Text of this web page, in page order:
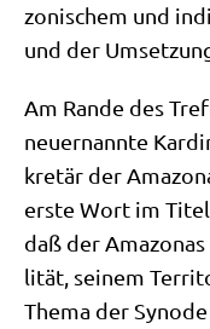
zo­ni­schem und
und der
Am Ran­de des
neu­ernann­te
kre­tär der
erste Wort im Titel
daß der
li­tät, sei­nem
The­ma der